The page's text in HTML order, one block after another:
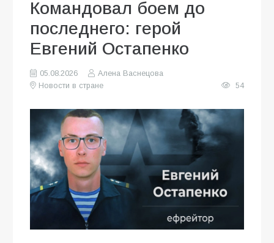
Командовал боем до
последнего: герой
Евгений Остапенко
05.08.2026
Алена Васнецова
Новости в стране
54